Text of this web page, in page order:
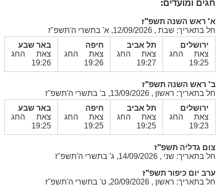
חגים ומועדים:
א' ראש השנה תשפ"ז
חל בתאריך: שבת , 12/09/2026, א' בתשרי ה'תשפ"ז
ירושלים
צאת החג
19:25
תל אביב
צאת החג
19:27
חיפה
צאת החג
19:26
באר שבע
צאת החג
19:26
ב' ראש השנה תשפ"ז
חל בתאריך: ראשון , 13/09/2026, ב' בתשרי ה'תשפ"ז
ירושלים
צאת החג
19:23
תל אביב
צאת החג
19:25
חיפה
צאת החג
19:25
באר שבע
צאת החג
19:25
צום גדליה תשפ"ז
חל בתאריך: שני , 14/09/2026, ג' בתשרי ה'תשפ"ז
ערב יום כיפור תשפ"ז
חל בתאריך: ראשון , 20/09/2026, ט' בתשרי ה'תשפ"ז